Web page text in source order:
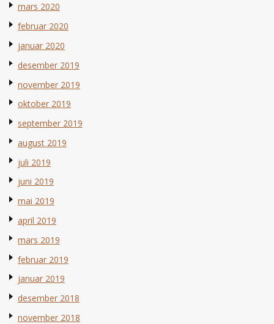
mars 2020
februar 2020
januar 2020
desember 2019
november 2019
oktober 2019
september 2019
august 2019
juli 2019
juni 2019
mai 2019
april 2019
mars 2019
februar 2019
januar 2019
desember 2018
november 2018